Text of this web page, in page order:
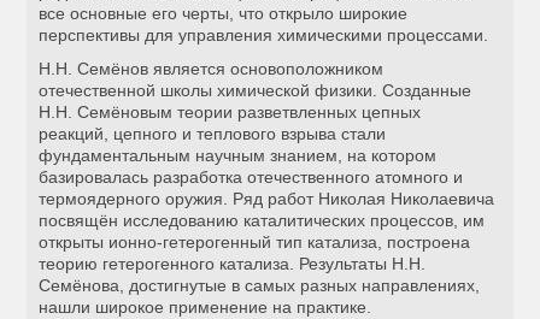
все основные его черты, что открыло широкие
перспективы для управления химическими процессами.
Н.Н. Семёнов является основоположником
отечественной школы химической физики. Созданные
Н.Н. Семёновым теории разветвленных цепных
реакций, цепного и теплового взрыва стали
фундаментальным научным знанием, на котором
базировалась разработка отечественного атомного и
термоядерного оружия. Ряд работ Николая Николаевича
посвящён исследованию каталитических процессов, им
открыты ионно-гетерогенный тип катализа, построена
теорию гетерогенного катализа. Результаты Н.Н.
Семёнова, достигнутые в самых разных направлениях,
нашли широкое применение на практике.